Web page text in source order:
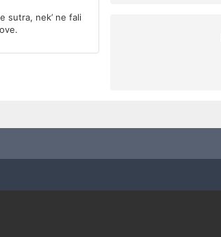
sutra, nek’ ne fali